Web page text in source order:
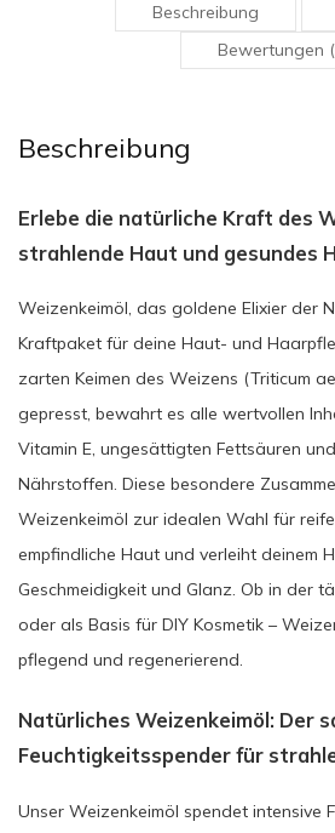
Beschreibung
Bewertungen
Beschreibung
Erlebe die natürliche Kraft des
strahlende Haut und gesundes
Weizenkeimöl, das goldene Elixier der
Kraftpaket für deine Haut- und
zarten Keimen des Weizens (Triticum
gepresst, bewahrt es alle wertvollen
Vitamin E, ungesättigten Fettsäuren
Nährstoffen. Diese besondere
Weizenkeimöl zur idealen Wahl für
empfindliche Haut und verleiht deinem
Geschmeidigkeit und Glanz. Ob in der
oder als Basis für DIY Kosmetik –
pflegend und regenerierend.
Natürliches Weizenkeimöl: Der
Feuchtigkeitsspender für
Unser Weizenkeimöl spendet intensive